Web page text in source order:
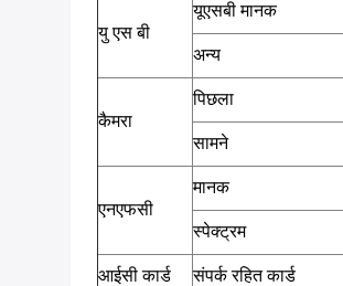
यु एस बी
यूएसबी मानक
अन्य
कैमरा
पिछला
सामने
एनएफसी
मानक
स्पेक्ट्रम
आईसी कार्ड संपर्क रहित कार्ड